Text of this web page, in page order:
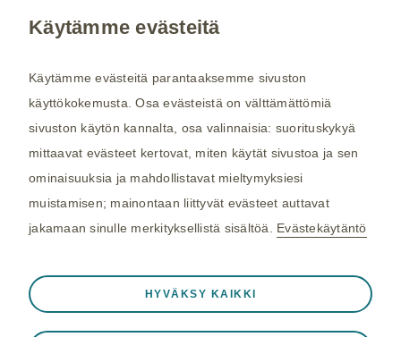
ammattilaiselta. Rokotussuositukset perustuvat
THL:nsuosituksiin. Maakohtaiset
rokotussuositukset perustuvatMatkailijan
terveysoppaaseen, jota toimittaa Kustannus Oy
Duodecim (aiemmin THL). Tarkistamme
maakohtaiset rokotesuositukset kahdesti
vuodessa.
2/2024, NP-FI-HZU-WCNT-240001
Käytämme evästeitä
Käytämme evästeitä parantaaksemme sivuston
käyttökokemusta. Osa evästeistä on välttämättömiä
sivuston käytön kannalta, osa valinnaisia: suorituskykyä
mittaavat evästeet kertovat, miten käytät sivustoa ja sen
ominaisuuksia ja mahdollistavat mieltymyksiesi
muistamisen; mainontaan liittyvät evästeet auttavat
jakamaan sinulle merkityksellistä sisältöä. Evästekäytäntö
Välttämättömät evästeet ❮
HYVÄKSY KAIKKI